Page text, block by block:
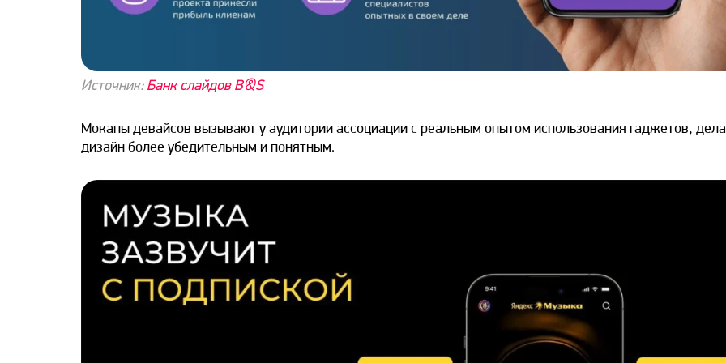
Источник:Банк слайдов B&S
Мокапы девайсов вызывают у аудитории ассоциации с реальным опытом использования гаджетов,
дизайнболее убедительным и понятным.